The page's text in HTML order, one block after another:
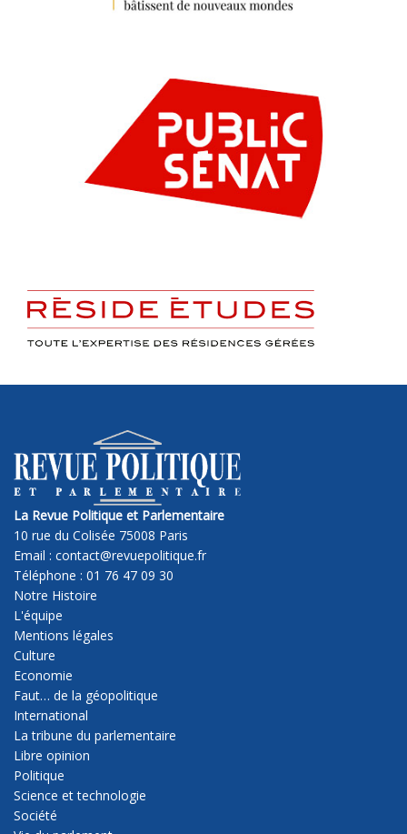
La Revue Politique et Parlementaire
10 rue du Colisée 75008 Paris
Email : contact@revuepolitique.fr
Téléphone : 01 76 47 09 30
Notre Histoire
L'équipe
Mentions légales
Culture
Economie
Faut… de la géopolitique
International
La tribune du parlementaire
Libre opinion
Politique
Science et technologie
Société